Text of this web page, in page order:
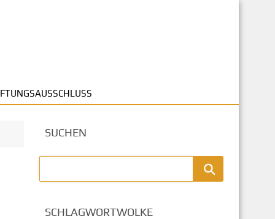
SUCHEN
SCHLAGWORTWOLKE